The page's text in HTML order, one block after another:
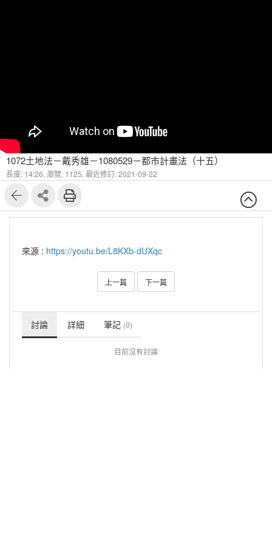
1072土地法－戴秀雄－1080529－都市計畫法（十五）
長度: 14:26, 瀏覽: 1125, 最近修訂: 2021-09-22
來源 : https://youtu.be/L8KXb-dUXqc
上一篇 下一篇
討論 詳細 筆記 (0)
目前沒有討論